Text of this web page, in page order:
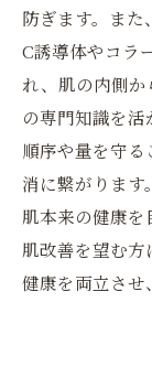
防ぎます。ま
C誘導体やコラ
れ、肌の内側
の専門知識を
順序や量を守
消に繋がります
肌本来の健康
肌改善を望む方
健康を両立させ